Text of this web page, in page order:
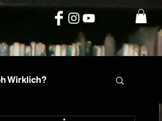
Wirklich?